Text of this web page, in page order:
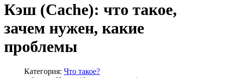
Кэш (Cache): что такое,
зачем нужен, какие
проблемы
Категория: Что такое?